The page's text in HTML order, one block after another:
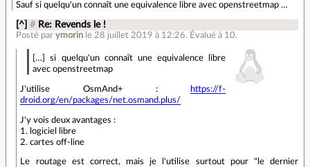
Sauf si quelqu'un connaît une equivalence libre avec openstreetmap …
[^] # Re: Revends le !
Posté parymorin le 28 juillet 2019 à 12:26. Évalué à 10.
[…] si quelqu'un connaît une equivalence libre
avec openstreetmap
J'utilise OsmAnd+ :
https://f-
droid.org/en/packages/net.osmand.plus/
J'y vois deux avantages :
1. logiciel libre
2. cartes off-line
Le routage est correct, mais je l'utilise surtout pour "le dernier